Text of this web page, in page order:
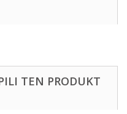
TEN PRODUKT